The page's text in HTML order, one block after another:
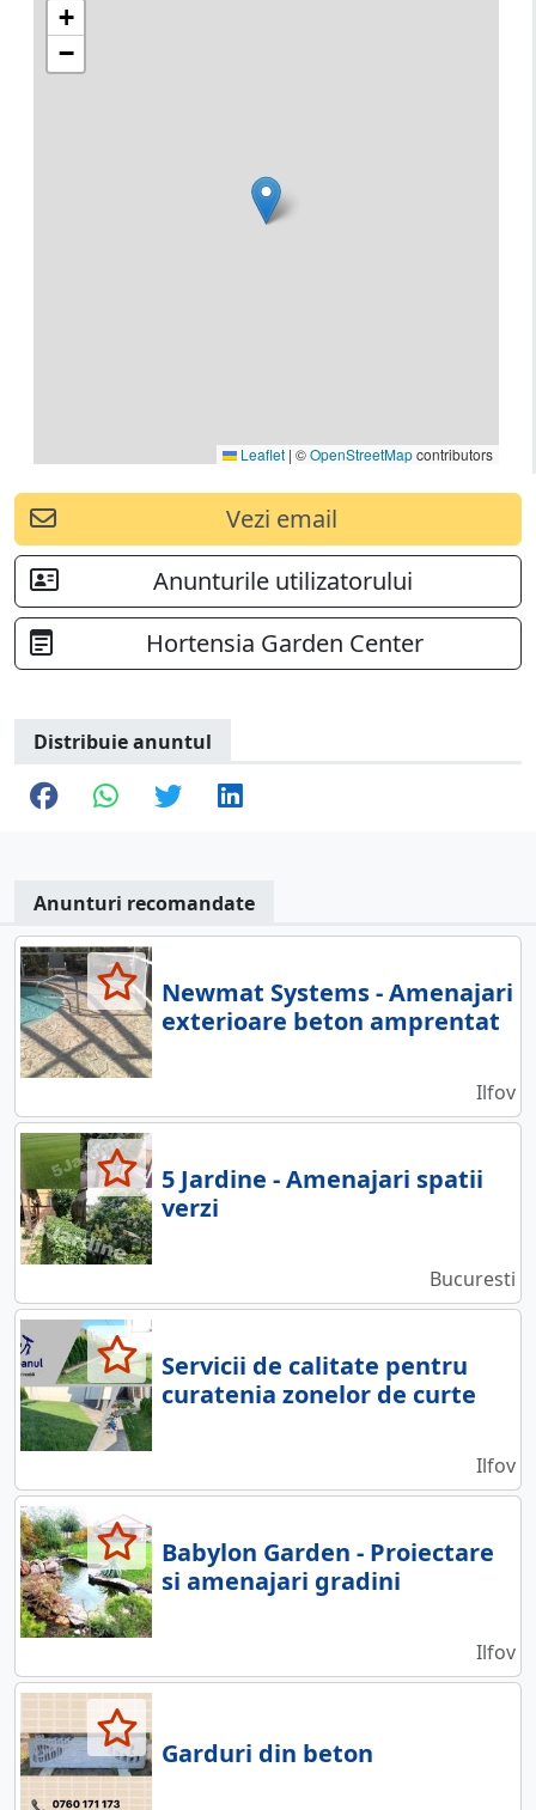
+
−
Leaflet | ©OpenStreetMapcontributors
Vezi email
Anunturile utilizatorului
Hortensia Garden Center
Distribuie anuntul
Anunturi recomandate
Newmat Systems - Amenajari
exterioare beton amprentat
Ilfov
5 Jardine - Amenajari spatii
verzi
Bucuresti
Servicii de calitate pentru
curatenia zonelor de curte
Ilfov
Babylon Garden - Proiectare
si amenajari gradini
Ilfov
Garduri din beton